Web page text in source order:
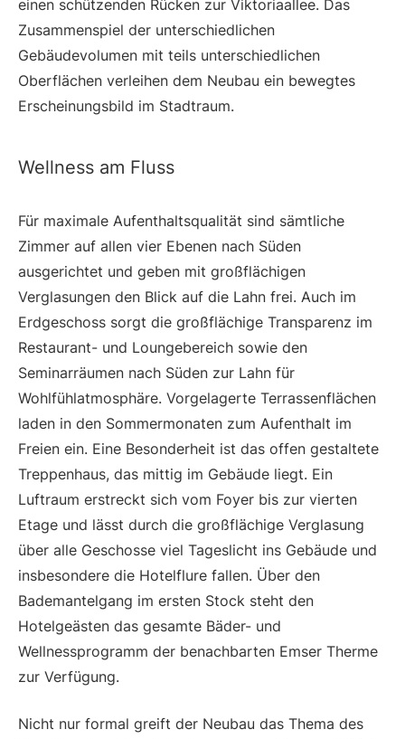
einen schützenden Rücken zur Viktoriaallee. Das
Zusammenspiel der unterschiedlichen
Gebäudevolumen mit teils unterschiedlichen
Oberflächen verleihen dem Neubau ein bewegtes
Erscheinungsbild im Stadtraum.
Wellness am Fluss
Für maximale Aufenthaltsqualität sind sämtliche
Zimmer auf allen vier Ebenen nach Süden
ausgerichtet und geben mit großflächigen
Verglasungen den Blick auf die Lahn frei. Auch im
Erdgeschoss sorgt die großflächige Transparenz im
Restaurant- und Loungebereich sowie den
Seminarräumen nach Süden zur Lahn für
Wohlfühlatmosphäre. Vorgelagerte Terrassenflächen
laden in den Sommermonaten zum Aufenthalt im
Freien ein. Eine Besonderheit ist das offen gestaltete
Treppenhaus, das mittig im Gebäude liegt. Ein
Luftraum erstreckt sich vom Foyer bis zur vierten
Etage und lässt durch die großflächige Verglasung
über alle Geschosse viel Tageslicht ins Gebäude und
insbesondere die Hotelflure fallen. Über den
Bademantelgang im ersten Stock steht den
Hotelgeästen das gesamte Bäder- und
Wellnessprogramm der benachbarten Emser Therme
zur Verfügung.
Nicht nur formal greift der Neubau das Thema des